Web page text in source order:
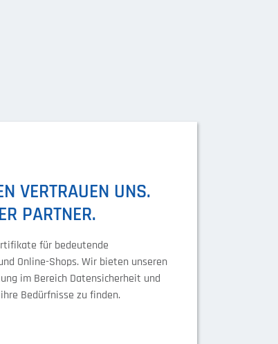
VERTRAUEN UNS. W
PARTNER.
für bedeutende
Online-Shops. Wir bieten unseren
im Bereich Datensicherheit und
Bedürfnisse zu finden.